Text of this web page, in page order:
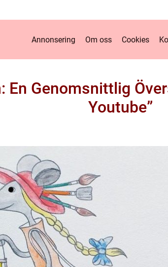
Annonsering Om oss Cookies
En Genomsnittlig
Youtube”